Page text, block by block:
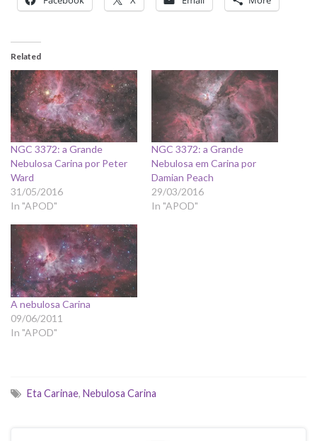
Related
NGC 3372: a Grande
Nebulosa Carina por Peter
Ward
31/05/2016
In "APOD"
NGC 3372: a Grande
Nebulosa em Carina por
Damian Peach
29/03/2016
In "APOD"
A nebulosa Carina
09/06/2011
In "APOD"
Eta Carinae, Nebulosa Carina